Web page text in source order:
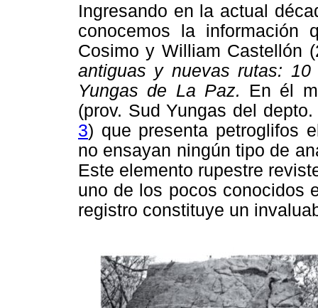
Ingresando en la actual
conocemos la información
Cosimo y William Castellón
antiguas y nuevas rutas:
Yungas de La Paz. En él
(prov. Sud Yungas del
3) que presenta petroglifos
no ensayan ningún tipo de
Este elemento rupestre
uno de los pocos conocidos
registro constituye un